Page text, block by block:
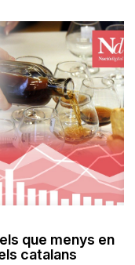
que menys en
catalans